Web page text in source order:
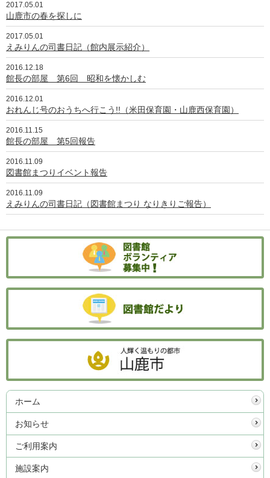
2017.05.01
山鹿市の春を探しに
2017.05.01
えみりんの司書日記（館内展示紹介）
2016.12.18
館長の部屋 第6回 昭和を懐かしむ
2016.12.01
おれんじ号のおうちへ行こう!!（米田保育園・山鹿西保育園）
2016.11.15
館長の部屋 第5回報告
2016.11.09
図書館まつりイベント報告
2016.11.09
えみりんの司書日記（図書館まつり なりきりご報告）
ホーム
お知らせ
ご利用案内
施設案内